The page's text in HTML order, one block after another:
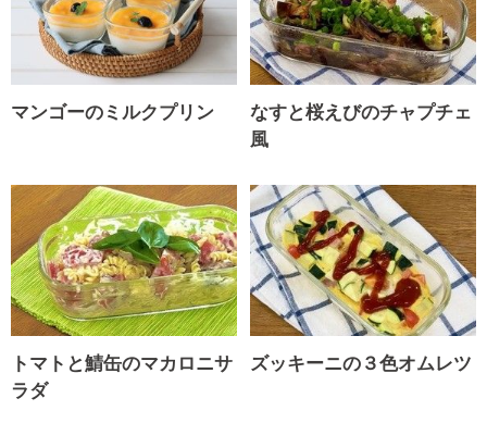
マンゴーのミルクプリン
なすと桜えびのチャプチェ
風
トマトと鯖缶のマカロニサ
ラダ
ズッキーニの３色オムレツ